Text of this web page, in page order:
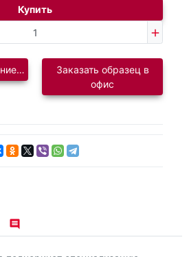
Купить
логотипаЗаказать образец в
офис